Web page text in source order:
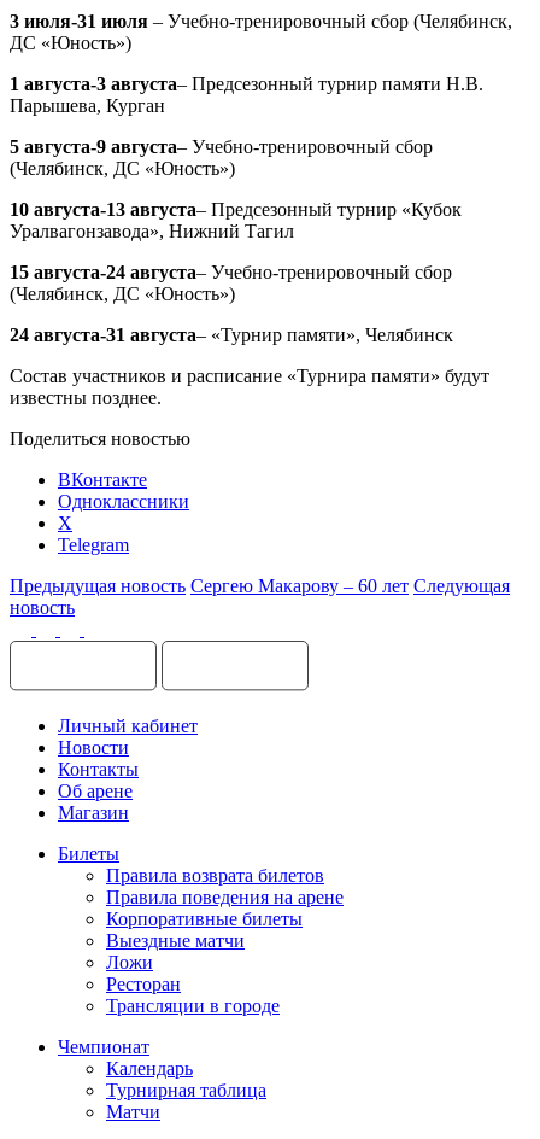
3 июля-31 июля – Учебно-тренировочный сбор (Челябинск,
ДС «Юность»)
1 августа-3 августа– Предсезонный турнир памяти Н.В.
Парышева, Курган
5 августа-9 августа– Учебно-тренировочный сбор
(Челябинск, ДС «Юность»)
10 августа-13 августа– Предсезонный турнир «Кубок
Уралвагонзавода», Нижний Тагил
15 августа-24 августа– Учебно-тренировочный сбор
(Челябинск, ДС «Юность»)
24 августа-31 августа– «Турнир памяти», Челябинск
Состав участников и расписание «Турнира памяти» будут
известны позднее.
Поделиться новостью
ВКонтакте
Одноклассники
X
Telegram
Предыдущая новость Сергею Макарову – 60 лет Следующая
новость
Личный кабинет
Новости
Контакты
Об арене
Магазин
Билеты
Правила возврата билетов
Правила поведения на арене
Корпоративные билеты
Выездные матчи
Ложи
Ресторан
Трансляции в городе
Чемпионат
Календарь
Турнирная таблица
Матчи